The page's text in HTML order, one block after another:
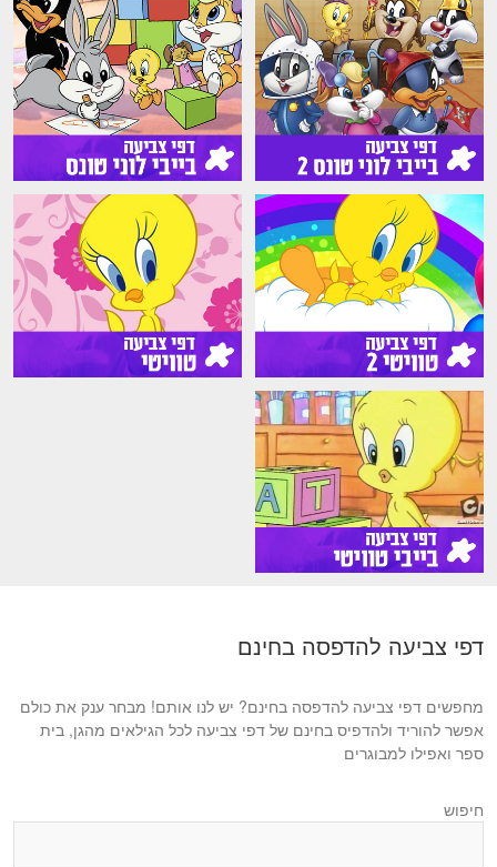
דפי צביעה להדפסה בחינם
מחפשים דפי צביעה להדפסה בחינם? יש לנו אותם! מבחר ענק את כולם
אפשר להוריד ולהדפיס בחינם של דפי צביעה לכל הגילאים מהגן, בית
ספר ואפילו למבוגרים
חיפוש